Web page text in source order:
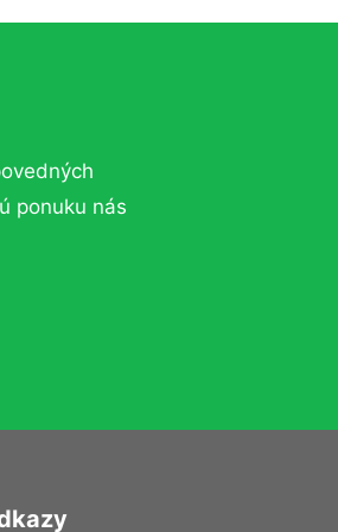
ponuku nás